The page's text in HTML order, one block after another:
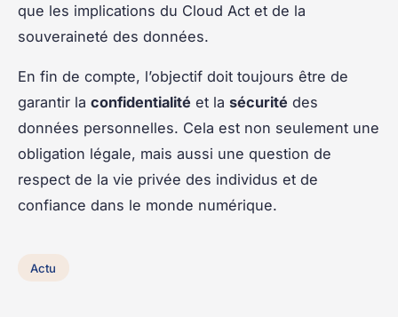
que les implications du Cloud Act et de la
souveraineté des données.
En fin de compte, l’objectif doit toujours être de
garantir la confidentialité et la sécurité des
données personnelles. Cela est non seulement une
obligation légale, mais aussi une question de
respect de la vie privée des individus et de
confiance dans le monde numérique.
Actu